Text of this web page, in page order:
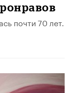
почти 70 лет.